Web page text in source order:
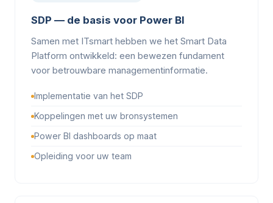
SDP — de basis voor Power BI
Samen met ITsmart hebben we het Smart Data
Platform ontwikkeld: een bewezen fundament
voor betrouwbare managementinformatie.
Implementatie van het SDP
Koppelingen met uw bronsystemen
Power BI dashboards op maat
Opleiding voor uw team